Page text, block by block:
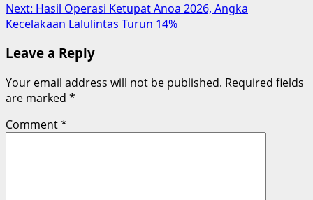
Next: Hasil Operasi Ketupat Anoa 2026, Angka
Kecelakaan Lalulintas Turun 14%
Leave a Reply
Your email address will not be published. Required fields
are marked *
Comment*